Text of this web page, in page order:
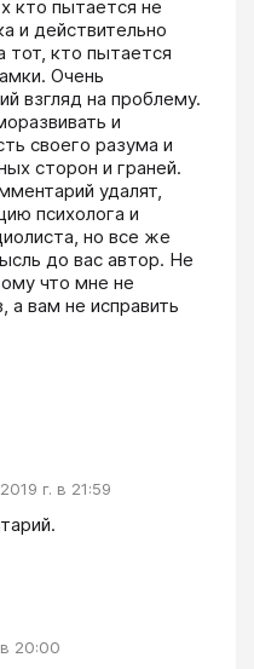
кто пытается не
и действительно
тот, кто пытается
Очень
взгляд на проблему.
и
своего разума и
сторон и граней.
удалят,
психолога и
но все же
до вас автор. Не
что мне не
а вам не исправить
г. в 21:59
20:00